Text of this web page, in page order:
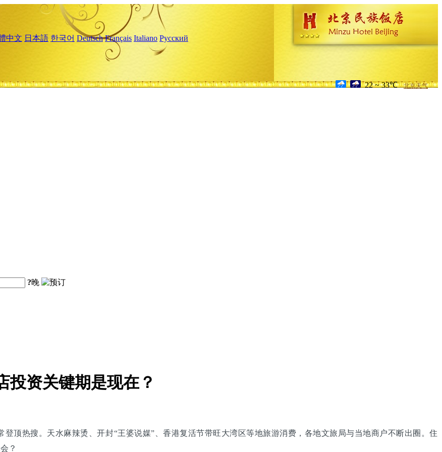
中文 日本語 한국어 Deutsch Français Italiano Русский
22 ~ 33℃ 北京天气
?晚
投资关键期是现在？
顶热搜。天水麻辣烫、开封“王婆说媒”、香港复活节带旺大湾区等地旅游消费，各地文旅局与当地商户不断出圈。住
？